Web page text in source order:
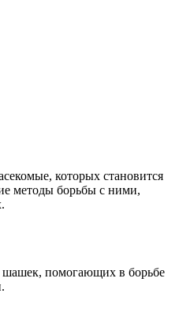
которых становится
методы борьбы с ними,
шашек, помогающих в борьбе